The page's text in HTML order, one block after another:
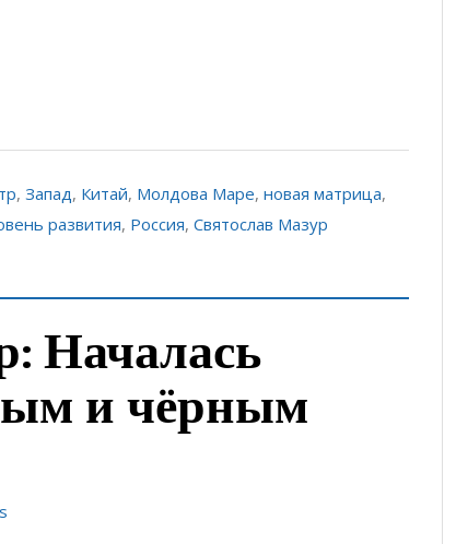
, Запад, Китай, Молдова Маре, новая матрица,
развития, Россия, Святослав Мазур
Началась
и чёрным